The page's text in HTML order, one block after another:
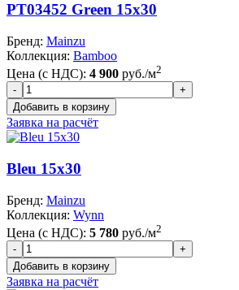
PT03452 Green 15x30
Бренд: Mainzu
Коллекция: Bamboo
Цена (с НДС): 4 900 руб./м2
Заявка на расчёт
Bleu 15x30
Бренд: Mainzu
Коллекция: Wynn
Цена (с НДС): 5 780 руб./м2
Заявка на расчёт